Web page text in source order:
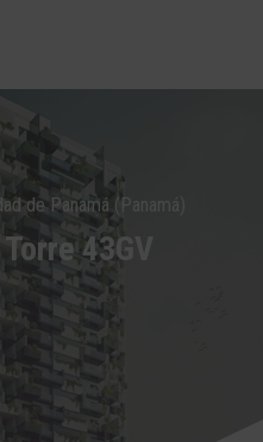
de Panamá (Panamá)
Torre 43GV